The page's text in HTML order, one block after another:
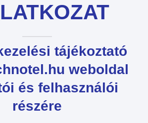
tájékoztató
weboldal
és felhasználói
részére